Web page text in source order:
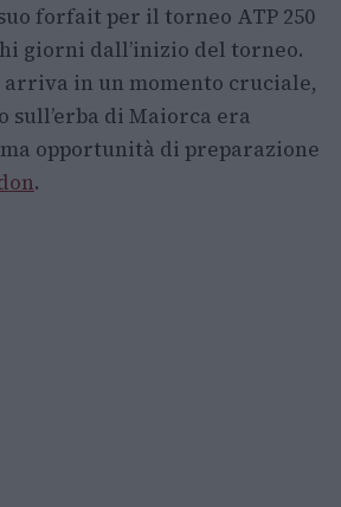
forfait per il torneo ATP 250
giorni dall’inizio del torneo.
arriva in un momento cruciale,
sull’erba di Maiorca era
opportunità di preparazione
.